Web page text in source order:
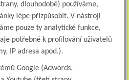
dlouhodobé) používáme,
lépe přizpůsobit. V nástroji
pouze ty analytické funkce,
potřebné k profilování uživatelů
IP adresa apod.).
Google (Adwords,